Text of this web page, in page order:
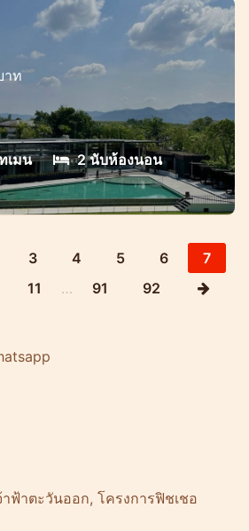
อพาร์ทเมนท์ 2 ห้องนอน
จกลางลากูน่า
าท
เมน
2 นับห้องนอน
3 4 5 6
7
11 … 91 92
ฟ้าตะวันออก, โครงการฟิชเชอ